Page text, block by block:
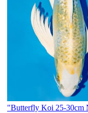
"Butterfly Koi 25-30cm